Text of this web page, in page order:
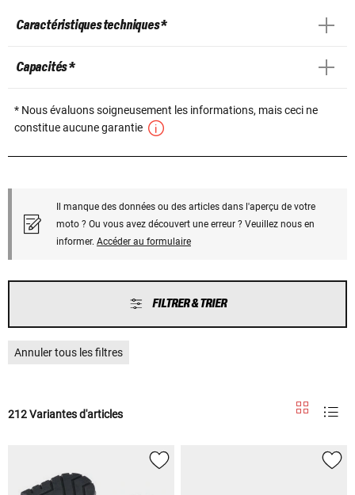
Caractéristiques techniques *
Capacités *
* Nous évaluons soigneusement les informations, mais ceci ne
constitue aucune garantie
Il manque des données ou des articles dans l'aperçu de votre
moto ? Ou vous avez découvert une erreur ? Veuillez nous en
informer. Accéder au formulaire
FILTRER & TRIER
Annuler tous les filtres
212 Variantes d'articles